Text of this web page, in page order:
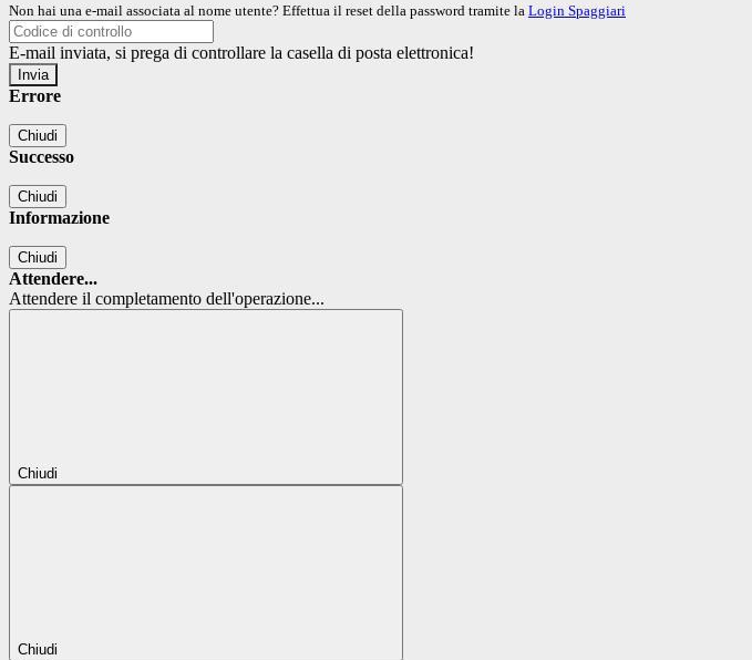
Non hai una e-mail associata al nome utente? Effettua il reset della password tramite la Login Spaggiari
E-mail inviata, si prega di controllare la casella di posta elettronica!
Errore
Chiudi
Successo
Chiudi
Informazione
Chiudi
Attendere...
Attendere il completamento dell'operazione...
Chiudi
Chiudi